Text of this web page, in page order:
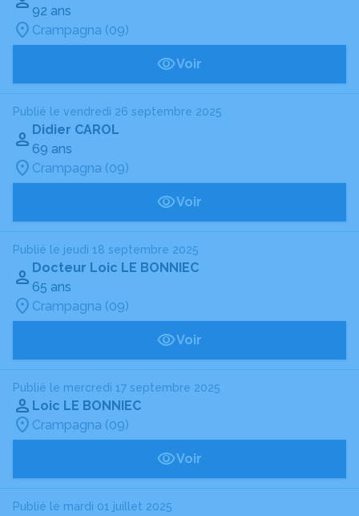
92 ans
Crampagna (09)
Voir
Publié le vendredi 26 septembre 2025
Didier CAROL
69 ans
Crampagna (09)
Voir
Publié le jeudi 18 septembre 2025
Docteur Loic LE BONNIEC
65 ans
Crampagna (09)
Voir
Publié le mercredi 17 septembre 2025
Loic LE BONNIEC
Crampagna (09)
Voir
Publié le mardi 01 juillet 2025